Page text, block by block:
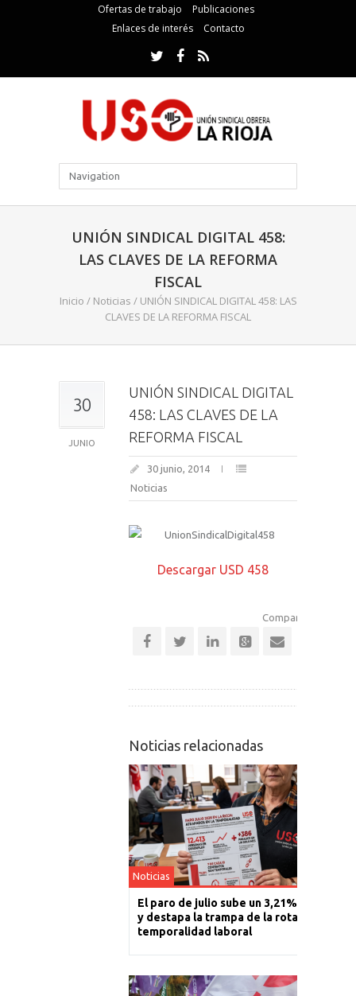
Ofertas de trabajo
Publicaciones
Enlaces de interés
Contacto
UNIÓN SINDICAL DIGITAL 458:
LAS CLAVES DE LA REFORMA
FISCAL
Inicio / Noticias / UNIÓN SINDICAL DIGITAL 458: LAS
CLAVES DE LA REFORMA FISCAL
30
JUNIO
UNIÓN SINDICAL DIGITAL
458: LAS CLAVES DE LA
REFORMA FISCAL
30 junio, 2014
Noticias
Descargar USD 458
Comparte esta
Noticias relacionadas
Noticias
El paro de julio sube un 3,21% en La
y destapa la trampa de la rotación y la
temporalidad laboral